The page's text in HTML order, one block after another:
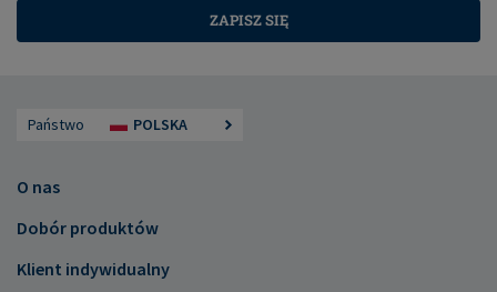
ZAPISZ SIĘ
Państwo POLSKA
O nas
Dobór produktów
Klient indywidualny